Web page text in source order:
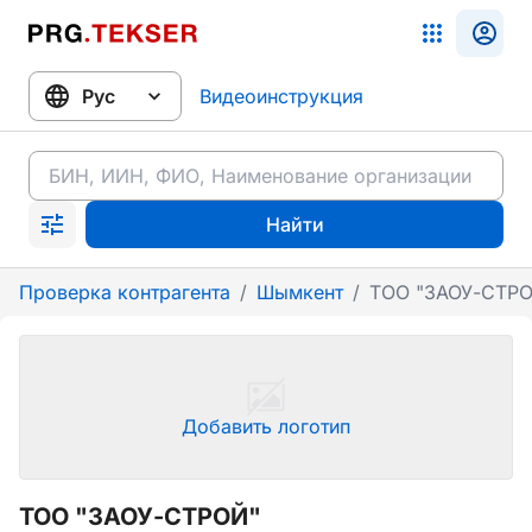
Видеоинструкция
Найти
Проверка контрагента / Шымкент / ТОО "ЗАОУ-
Добавить логотип
ТОО "ЗАОУ-СТРОЙ"